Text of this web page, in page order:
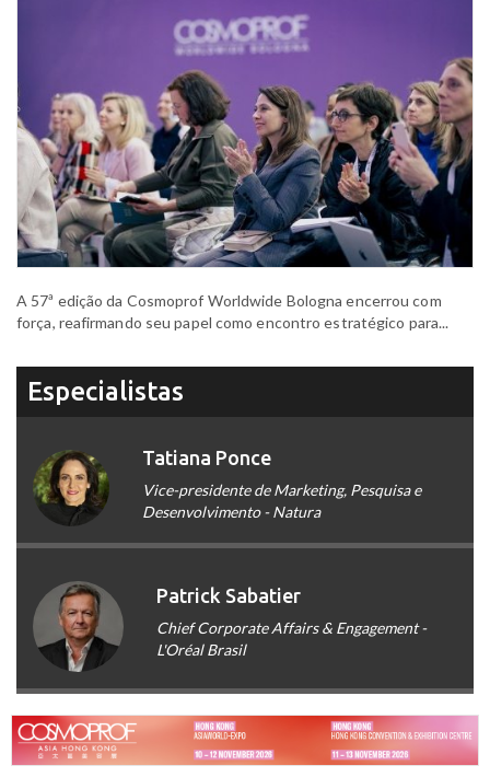
A 57ª edição da Cosmoprof Worldwide Bologna encerrou com
força, reafirmando seu papel como encontro estratégico para...
Especialistas
Tatiana Ponce
Vice-presidente de Marketing, Pesquisa e
Desenvolvimento - Natura
Patrick Sabatier
Chief Corporate Affairs & Engagement -
L'Oréal Brasil